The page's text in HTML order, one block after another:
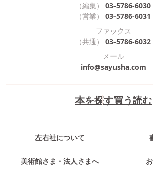
本を探す買う読む
左右社について
美術館さま・法人さまへ
（編集）
03-5786-6030
（営業）
03-5786-6031
ファックス
（共通）
03-5786-6032
メール
info@sayusha.com